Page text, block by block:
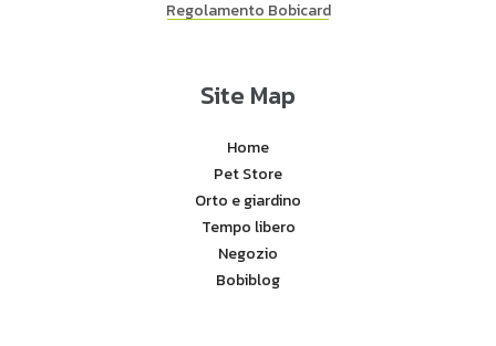
Regolamento Bobicard
Site Map
Home
Pet Store
Orto e giardino
Tempo libero
Negozio
Bobiblog